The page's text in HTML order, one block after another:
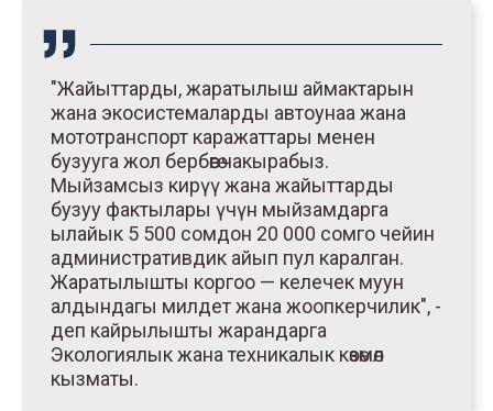
"Жайыттарды, жаратылыш аймактарын
жана экосистемаларды автоунаа жана
мототранспорт каражаттары менен
бузууга жол бербөөгө чакырабыз.
Мыйзамсыз кирүү жана жайыттарды
бузуу фактылары үчүн мыйзамдарга
ылайык 5 500 сомдон 20 000 сомго чейин
административдик айып пул каралган.
Жаратылышты коргоо — келечек муун
алдындагы милдет жана жоопкерчилик", -
деп кайрылышты жарандарга
Экологиялык жана техникалык көзөмөл
кызматы.